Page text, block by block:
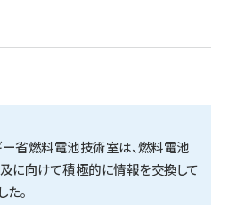
ー省燃料電池技術室は、燃料電池
に向けて積極的に情報を交換して
。